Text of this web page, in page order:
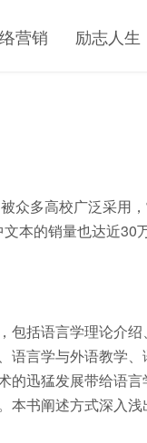
营销 励志人生
多高校广泛采用
本的销量也达近30
括语言学理论介绍
语言学与外语教学
的迅猛发展带给语
本书阐述方式深入